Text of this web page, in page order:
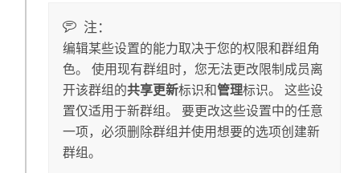
注：
编辑某些设置的能力取决于您的权限和群组角
色。 使用现有群组时，您无法更改限制成员离
开该群组的共享更新标识和管理标识。 这些设
置仅适用于新群组。 要更改这些设置中的任意
一项，必须删除群组并使用想要的选项创建新
群组。